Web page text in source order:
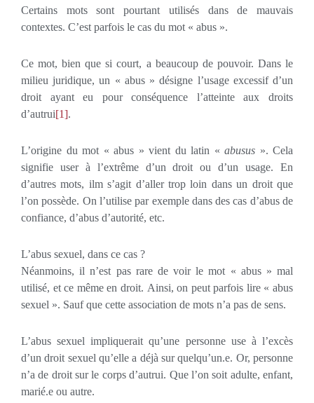
Certains mots sont pourtant utilisés dans de mauvais
contextes. C’est parfois le cas du mot « abus ».
Ce mot, bien que si court, a beaucoup de pouvoir. Dans le
milieu juridique, un « abus » désigne l’usage excessif d’un
droit ayant eu pour conséquence l’atteinte aux droits
d’autrui[1].
L’origine du mot « abus » vient du latin « abusus ». Cela
signifie user à l’extrême d’un droit ou d’un usage. En
d’autres mots, ilm s’agit d’aller trop loin dans un droit que
l’on possède. On l’utilise par exemple dans des cas d’abus de
confiance, d’abus d’autorité, etc.
L’abus sexuel, dans ce cas ?
Néanmoins, il n’est pas rare de voir le mot « abus » mal
utilisé, et ce même en droit. Ainsi, on peut parfois lire « abus
sexuel ». Sauf que cette association de mots n’a pas de sens.
L’abus sexuel impliquerait qu’une personne use à l’excès
d’un droit sexuel qu’elle a déjà sur quelqu’un.e. Or, personne
n’a de droit sur le corps d’autrui. Que l’on soit adulte, enfant,
marié.e ou autre.